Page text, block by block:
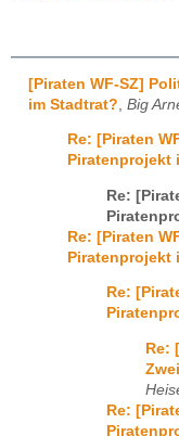
[Piraten WF-SZ]
im Stadtrat? Big
Re: [Piraten
Piratenprojekt
Re:
Re: [Piraten
Piratenprojekt
Re:
Re:
Re: